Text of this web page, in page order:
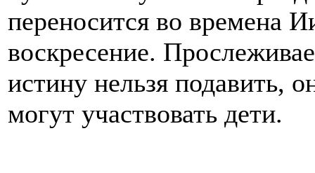
переносится во времена
воскресение.
истину нельзя подавить,
могут участвовать дети.